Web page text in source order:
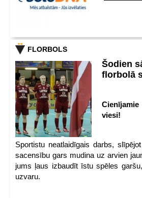
FLORBOLS
Šodien
florbolā
viesi!
Sportistu neatlaidīgais darbs,
sacensību gars mudina uz arvien
jums ļaus izbaudīt īstu spēles
uzvaru.